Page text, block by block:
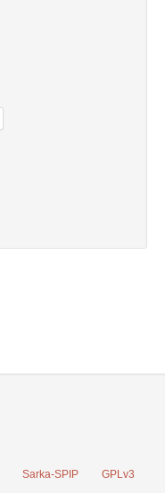
Sarka-SPIP GPLv3